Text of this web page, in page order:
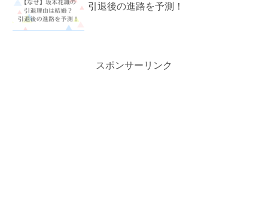
引退後の進路を予測！
スポンサーリンク